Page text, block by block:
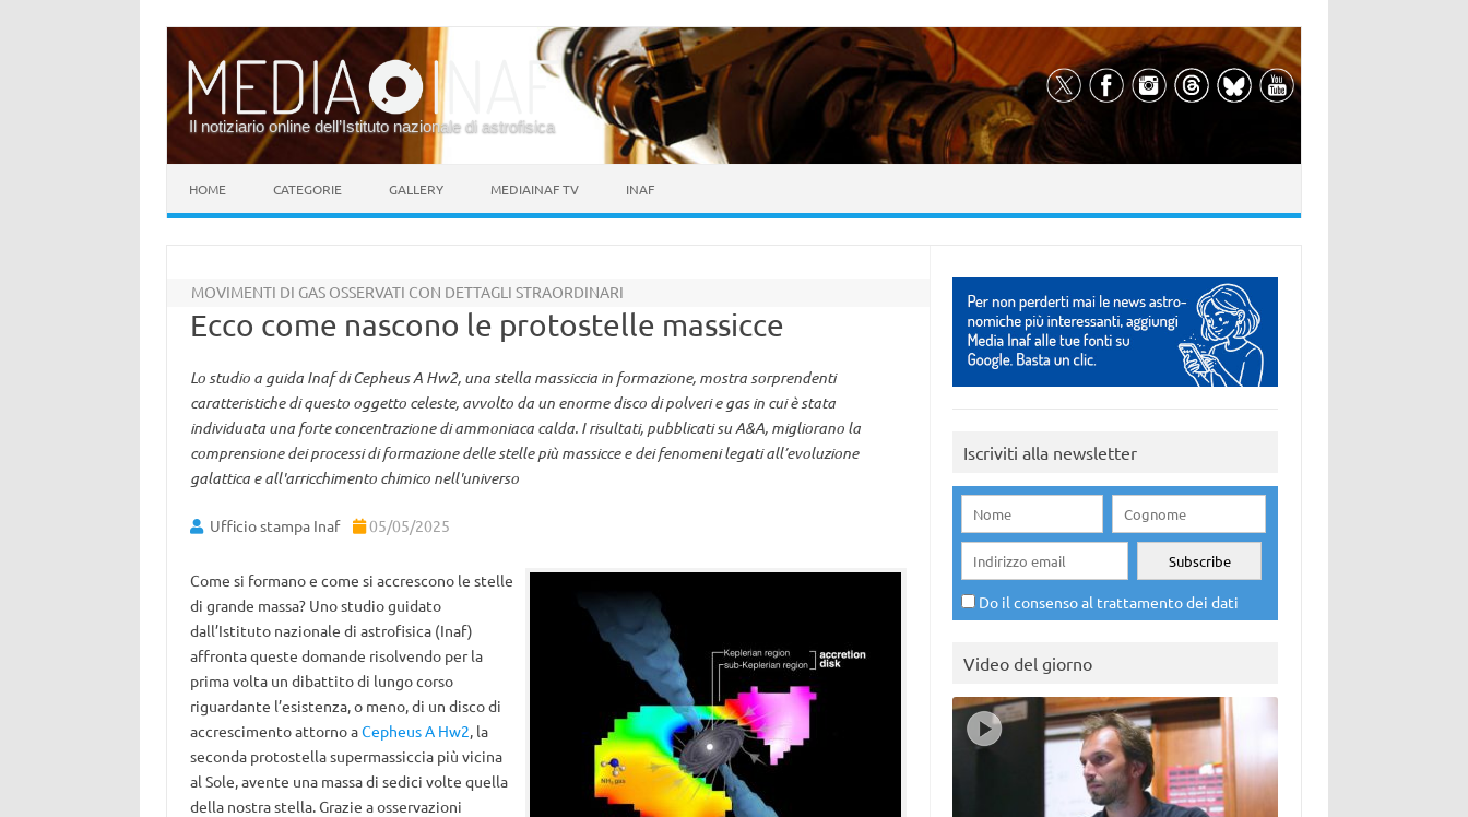
Il notiziario online dell’Istituto nazionale di astrofisica
HOME CATEGORIE GALLERY MEDIAINAF TV INAF
MOVIMENTI DI GAS OSSERVATI CON DETTAGLI STRAORDINARI
Ecco come nascono le protostelle massicce
Lo studio a guida Inaf di Cepheus A Hw2, una stella massiccia in formazione, mostra sorprendenti
caratteristiche di questo oggetto celeste, avvolto da un enorme disco di polveri e gas in cui è stata
individuata una forte concentrazione di ammoniaca calda. I risultati, pubblicati su A&A, migliorano la
comprensione dei processi di formazione delle stelle più massicce e dei fenomeni legati all’evoluzione
galattica e all'arricchimento chimico nell'universo
Ufficio stampa Inaf 05/05/2025
Come si formano e come si accrescono le stelle
di grande massa? Uno studio guidato
dall’Istituto nazionale di astrofisica (Inaf)
affronta queste domande risolvendo per la
prima volta un dibattito di lungo corso
riguardante l’esistenza, o meno, di un disco di
accrescimento attorno aCepheus A Hw2, la
seconda protostella supermassiccia più vicina
al Sole, avente una massa di sedici volte quella
della nostra stella. Grazie a osservazioni
Iscriviti alla newsletter
Do il consenso al trattamento dei dati
Video del giorno